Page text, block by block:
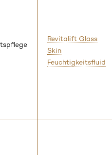
Revitalift Glass
Skin
Feuchtigkeitsfluid